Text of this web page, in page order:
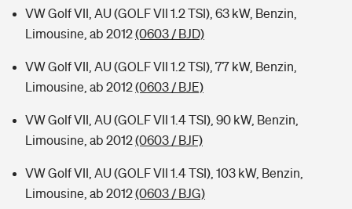
Sie haben Fragen?
Zur Übersicht
Kinderunfall-Check: Mehr Sicherheit für deine Kids
Typklassen: So ist Ihr Auto eingestuft
VW Golf VII, AU (GOLF VII 1.2 TSI), 63 kW, Benzin,
Limousine, ab 2012(0603 / BJD)
VW Golf VII, AU (GOLF VII 1.2 TSI), 77 kW, Benzin,
Limousine, ab 2012(0603 / BJE)
VW Golf VII, AU (GOLF VII 1.4 TSI), 90 kW, Benzin,
Limousine, ab 2012(0603 / BJF)
VW Golf VII, AU (GOLF VII 1.4 TSI), 103 kW, Benzin,
Limousine, ab 2012(0603 / BJG)